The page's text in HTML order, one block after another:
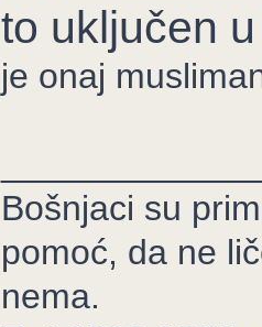
to uključen
je onaj
Bošnjaci su
pomoć, da ne
nema.